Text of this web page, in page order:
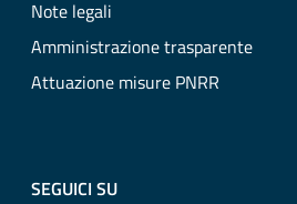
Note legali
Amministrazione trasparente
Attuazione misure PNRR
SEGUICI SU